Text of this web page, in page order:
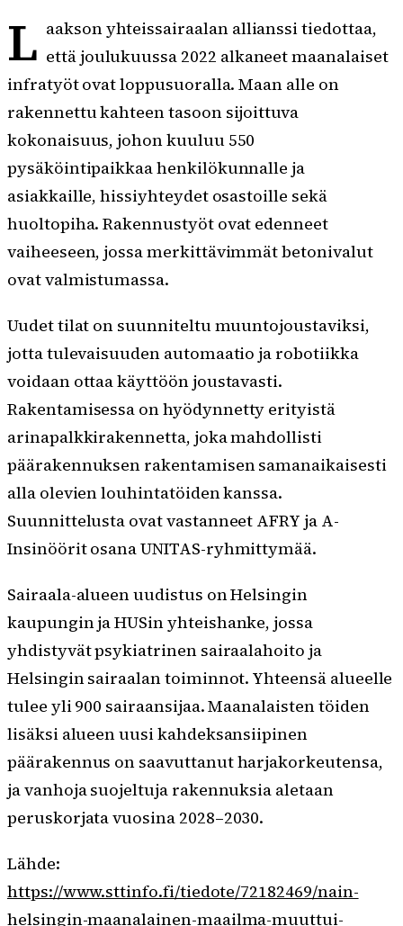
L aakson yhteissairaalan allianssi tiedottaa,
että joulukuussa 2022 alkaneet maanalaiset
infratyöt ovat loppusuoralla. Maan alle on
rakennettu kahteen tasoon sijoittuva
kokonaisuus, johon kuuluu 550
pysäköintipaikkaa henkilökunnalle ja
asiakkaille, hissiyhteydet osastoille sekä
huoltopiha. Rakennustyöt ovat edenneet
vaiheeseen, jossa merkittävimmät betonivalut
ovat valmistumassa.
Uudet tilat on suunniteltu muuntojoustaviksi,
jotta tulevaisuuden automaatio ja robotiikka
voidaan ottaa käyttöön joustavasti.
Rakentamisessa on hyödynnetty erityistä
arinapalkkirakennetta, joka mahdollisti
päärakennuksen rakentamisen samanaikaisesti
alla olevien louhintatöiden kanssa.
Suunnittelusta ovat vastanneet AFRY ja A-
Insinöörit osana UNITAS-ryhmittymää.
Sairaala-alueen uudistus on Helsingin
kaupungin ja HUSin yhteishanke, jossa
yhdistyvät psykiatrinen sairaalahoito ja
Helsingin sairaalan toiminnot. Yhteensä alueelle
tulee yli 900 sairaansijaa. Maanalaisten töiden
lisäksi alueen uusi kahdeksansiipinen
päärakennus on saavuttanut harjakorkeutensa,
ja vanhoja suojeltuja rakennuksia aletaan
peruskorjata vuosina 2028–2030.
Lähde:
https://www.sttinfo.fi/tiedote/72182469/nain-
helsingin-maanalainen-maailma-muuttui-